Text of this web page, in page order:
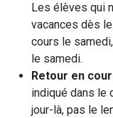
Les élèves qui
vacances dès
cours le
le samedi.
Retour en
indiqué dans le
jour-là, pas le